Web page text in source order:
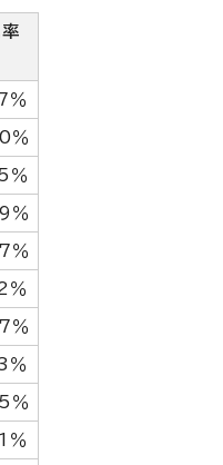
％
％
％
％
％
％
％
％
％
％